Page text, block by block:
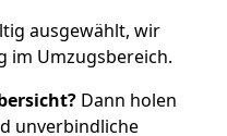
ausgewählt, wir
im Umzugsbereich.
Dann holen
unverbindliche